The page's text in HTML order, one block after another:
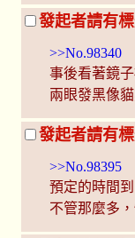
發起者請有
>>No.98340
事後看著鏡
兩眼發黑像
發起者請有
>>No.98395
預定的時間
不管那麼多